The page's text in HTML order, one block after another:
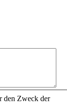
den Zweck der